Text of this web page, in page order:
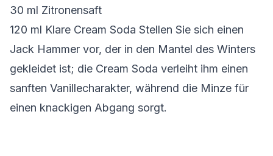
30 ml Zitronensaft
120 ml Klare Cream Soda Stellen Sie sich einen
Jack Hammer vor, der in den Mantel des Winters
gekleidet ist; die Cream Soda verleiht ihm einen
sanften Vanillecharakter, während die Minze für
einen knackigen Abgang sorgt.